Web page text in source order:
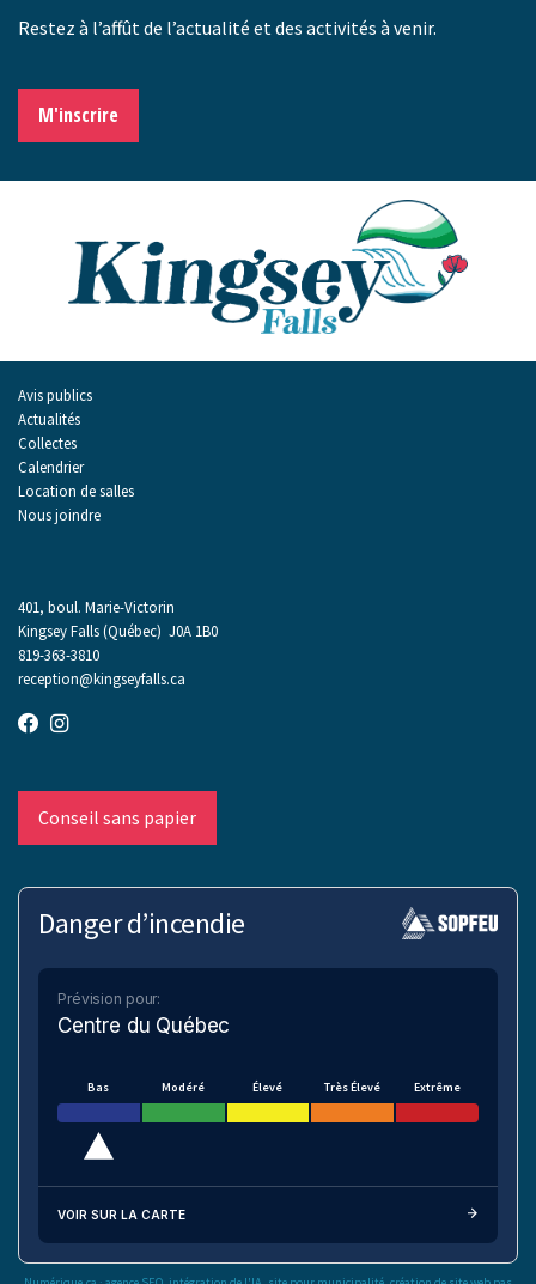
Restez à l’affût de l’actualité et des activités à venir.
M'inscrire
Avis publics
Actualités
Collectes
Calendrier
Location de salles
Nous joindre
401, boul. Marie-Victorin
Kingsey Falls (Québec) J0A 1B0
819-363-3810
reception@kingseyfalls.ca
Conseil sans papier
Danger d’incendie
Prévision pour:
Centre du Québec
Bas Modéré Élevé Très Élevé Extrême
VOIR SUR LA CARTE